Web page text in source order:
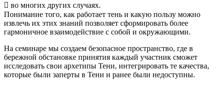
 во многих других случаях.
Понимание того, как работает тень и какую пользу можно
извлечь их этих знаний позволяет сформировать более
гармоничное взаимодействие с собой и окружающими.
На семинаре мы создаем безопасное пространство, где в
бережной обстановке принятия каждый участник сможет
исследовать свои архетипы Тени, интегрировать те качества,
которые были заперты в Тени и ранее были недоступны.